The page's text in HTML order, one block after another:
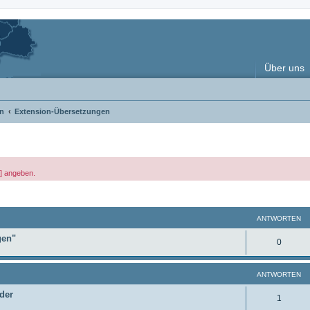
Über uns
Extension-Übersetzungen
angeben.
ANTWORTEN
0A
n
t
ANTWORTEN
1